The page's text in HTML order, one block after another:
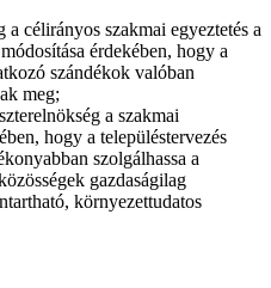
célirányos szakmai egyeztetés a
érdekében, hogy a
szándékok valóban
meg;
a szakmai
hogy a településtervezés
szolgálhassa a
gazdaságilag
környezettudatos